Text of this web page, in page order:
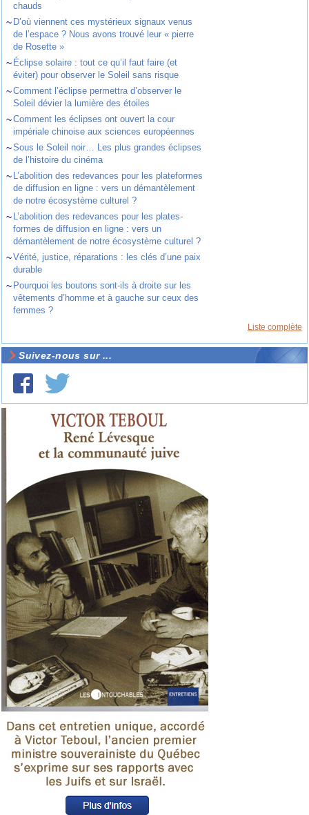
chauds
~ D’où viennent ces mystérieux signaux venus
de l’espace ? Nous avons trouvé leur « pierre
de Rosette »
~ Éclipse solaire : tout ce qu’il faut faire (et
éviter) pour observer le Soleil sans risque
~Comment l’éclipse permettra d’observer le
Soleil dévier la lumière des étoiles
~Comment les éclipses ont ouvert la cour
impériale chinoise aux sciences européennes
~Sous le Soleil noir… Les plus grandes éclipses
de l’histoire du cinéma
~ L’abolition des redevances pour les plateformes
de diffusion en ligne : vers un démantèlement
de notre écosystème culturel ?
~ L’abolition des redevances pour les plates-
formes de diffusion en ligne : vers un
démantèlement de notre écosystème culturel ?
~Vérité, justice, réparations : les clés d’une paix
durable
~ Pourquoi les boutons sont-ils à droite sur les
vêtements d’homme et à gauche sur ceux des
femmes ?
Liste complète
Suivez-nous sur ...